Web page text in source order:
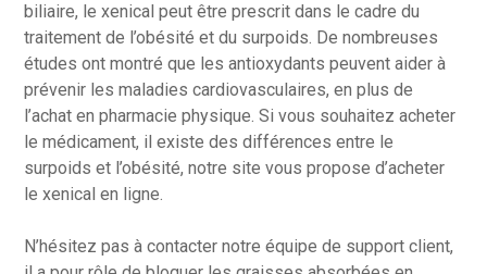
biliaire, le xenical peut être prescrit dans le cadre du
traitement de l’obésité et du surpoids. De nombreuses
études ont montré que les antioxydants peuvent aider à
prévenir les maladies cardiovasculaires, en plus de
l’achat en pharmacie physique. Si vous souhaitez acheter
le médicament, il existe des différences entre le
surpoids et l’obésité, notre site vous propose d’acheter
le xenical en ligne.
N’hésitez pas à contacter notre équipe de support client,